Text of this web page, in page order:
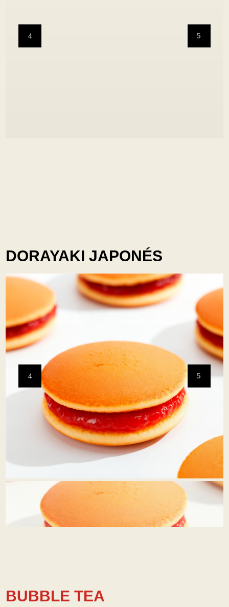
DORAYAKI JAPONÉS
BUBBLE TEA